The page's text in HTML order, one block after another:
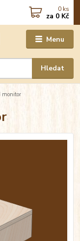
Menu
Hledat
0 ks
za 0 Kč
monitor